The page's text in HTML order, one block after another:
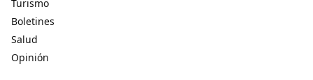
Turismo
Boletines
Salud
Opinión